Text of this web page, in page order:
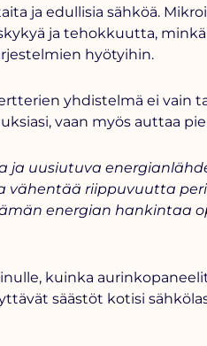
ja edullisia sähköä.
ja tehokkuutta,
hyötyihin.
yhdistelmä ei vain
vaan myös auttaa
ja uusiutuva
vähentää riippuvuutta
energian hankintaa
kuinka
säästöt kotisi